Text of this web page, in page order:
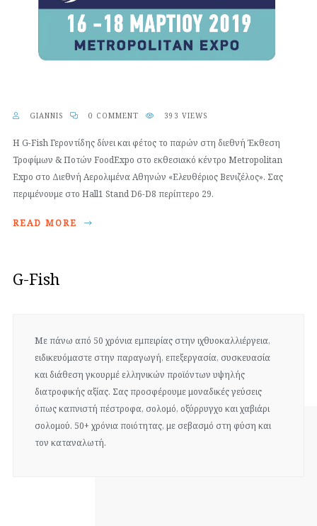
GIANNIS 0 COMMENT 393 VIEWS
H G-Fish Γεροντίδης δίνει και φέτος το παρών στη διεθνή Έκθεση
Τροφίμων & Ποτών FoodExpo στο εκθεσιακό κέντρο Metropolitan
Expo στο Διεθνή Αερολιμένα Αθηνών «Ελευθέριος Βενιζέλος». Σας
περιμένουμε στο Hall1 Stand D6-D8 περίπτερο 29.
READ MORE
G-Fish
Με πάνω από 50 χρόνια εμπειρίας στην ιχθυοκαλλιέργεια,
ειδικευόμαστε στην παραγωγή, επεξεργασία, συσκευασία
και διάθεση γκουρμέ ελληνικών προϊόντων υψηλής
διατροφικής αξίας. Σας προσφέρουμε μοναδικές γεύσεις
όπως καπνιστή πέστροφα, σολομό, οξύρρυγχο και χαβιάρι
σολομού. 50+ χρόνια ποιότητας, με σεβασμό στη φύση και
τον καταναλωτή.